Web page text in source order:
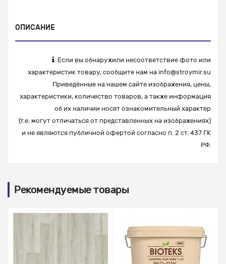
ОПИСАНИЕ
Если вы обнаружили несоответствие фото или
характеристик товару, сообщите нам на info@stroymir.su
Приведённые на нашем сайте изображения, цены,
характеристики, количество товаров, а также информация
об их наличии носят ознакомительный характер
(т.е. могут отличаться от представленных на изображениях)
и не являются публичной офертой согласно п. 2 ст. 437 ГК
РФ.
Рекомендуемые товары